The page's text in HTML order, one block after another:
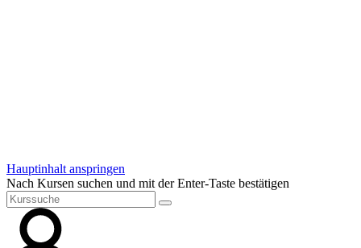
Hauptinhalt anspringen
Nach Kursen suchen und mit der Enter-Taste bestätigen